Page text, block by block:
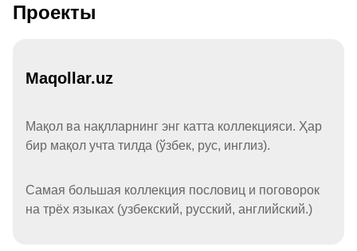
Проекты
Maqollar.uz
Мақол ва нақлларнинг энг катта коллекцияси. Ҳар
бир мақол учта тилда (ўзбек, рус, инглиз).
Самая большая коллекция пословиц и поговорок
на трёх языках (узбекский, русский, английский.)